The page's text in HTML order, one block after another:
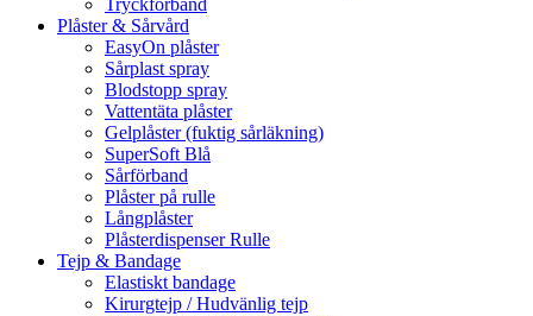
Tryckförband
Plåster & Sårvård
EasyOn plåster
Sårplast spray
Blodstopp spray
Vattentäta plåster
Gelplåster (fuktig sårläkning)
SuperSoft Blå
Sårförband
Plåster på rulle
Långplåster
Plåsterdispenser Rulle
Tejp & Bandage
Elastiskt bandage
Kirurgtejp / Hudvänlig tejp